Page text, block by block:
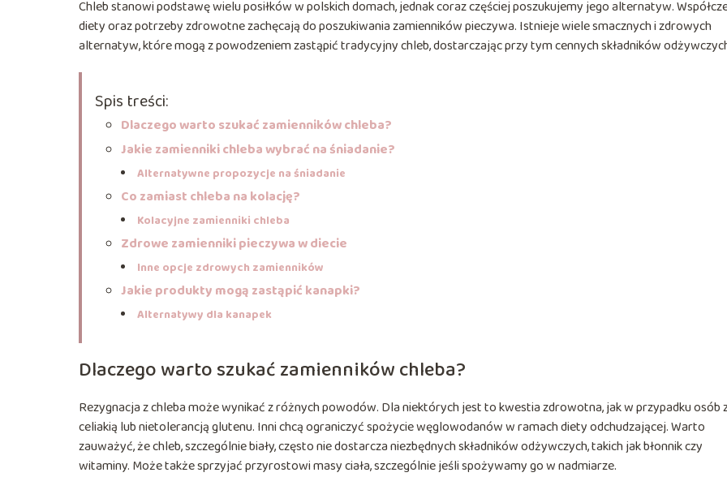
Chleb stanowi podstawę wielu posiłków w polskich domach, jednak coraz częściej poszukujemy jego alternatyw.
diety oraz potrzeby zdrowotne zachęcają do poszukiwania zamienników pieczywa. Istnieje wiele smacznych i zdrowych
alternatyw, które mogą z powodzeniem zastąpić tradycyjny chleb, dostarczając przy tym cennych składników
Spis treści:
Dlaczego warto szukać zamienników chleba?
Jakie zamienniki chleba wybrać na śniadanie?
Alternatywne propozycje na śniadanie
Co zamiast chleba na kolację?
Kolacyjne zamienniki chleba
Zdrowe zamienniki pieczywa w diecie
Inne opcje zdrowych zamienników
Jakie produkty mogą zastąpić kanapki?
Alternatywy dla kanapek
Dlaczego warto szukać zamienników chleba?
Rezygnacja z chleba może wynikać z różnych powodów. Dla niektórych jest to kwestia zdrowotna, jak w przypadku osób
celiakią lub nietolerancją glutenu. Inni chcą ograniczyć spożycie węglowodanów w ramach diety odchudzającej. Warto
zauważyć, że chleb, szczególnie biały, często nie dostarcza niezbędnych składników odżywczych, takich jak błonnik czy
witaminy. Może także sprzyjać przyrostowi masy ciała, szczególnie jeśli spożywamy go w nadmiarze.